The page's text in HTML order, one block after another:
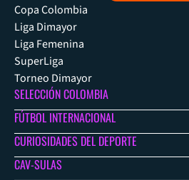
Copa Colombia
Liga Dimayor
Liga Femenina
SuperLiga
Torneo Dimayor
SELECCIÓN COLOMBIA
FÚTBOL INTERNACIONAL
CURIOSIDADES DEL DEPORTE
CAV-SULAS